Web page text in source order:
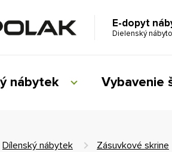
E-dopyt
Dielenský
nábytek Vybavenie
Dílenský nábytek Zásuvkové skrine